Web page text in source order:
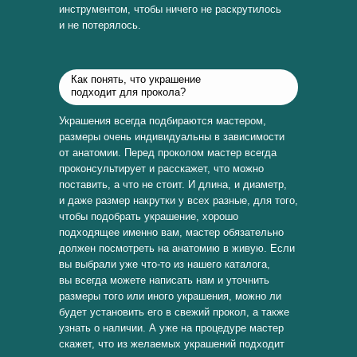
инструментом, чтобы ничего не раскрутилось
и не потерялось.
Как понять, что украшение
подходит для прокола?
Украшения всегда подбираются мастером,
размеры очень индивидуальны в зависимости
от анатомии. Перед проколом мастер всегда
проконсультирует и расскажет, что можно
поставить, а что не стоит. И длина, и диаметр,
и даже размер накрутки у всех разные, для того,
чтобы подобрать украшение, хорошо
подходящее именно вам, мастер обязательно
должен посмотреть на анатомию в живую. Если
вы выбрали уже что-то из нашего каталога,
вы всегда можете написать нам и уточнить
размеры того или иного украшения, можно ли
будет установить его в свежий прокол, а также
узнать о наличии. А уже на процедуре мастер
скажет, что из желаемых украшений подходит